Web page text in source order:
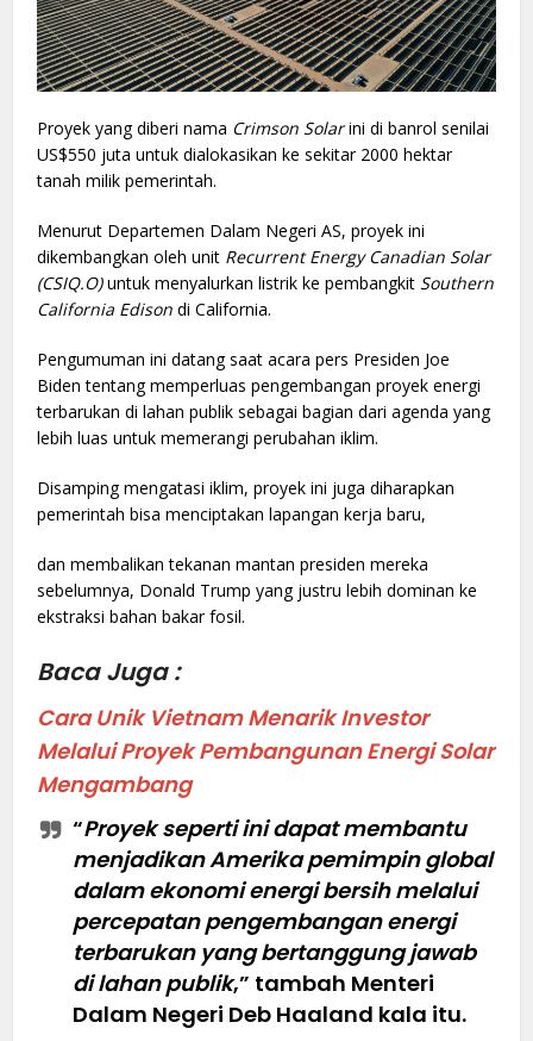
Proyek yang diberi nama Crimson Solarini di banrol senilai
US$550 juta untuk dialokasikan ke sekitar 2000 hektar
tanah milik pemerintah.
Menurut Departemen Dalam Negeri AS, proyek ini
dikembangkan oleh unit Recurrent Energy Canadian Solar
(CSIQ.O)untuk menyalurkan listrik ke pembangkit Southern
California Edison di California.
Pengumuman ini datang saat acara pers Presiden Joe
Biden tentang memperluas pengembangan proyek energi
terbarukan di lahan publik sebagai bagian dari agenda yang
lebih luas untuk memerangi perubahan iklim.
Disamping mengatasi iklim, proyek ini juga diharapkan
pemerintah bisa menciptakan lapangan kerja baru,
dan membalikan tekanan mantan presiden mereka
sebelumnya, Donald Trump yang justru lebih dominan ke
ekstraksi bahan bakar fosil.
Baca Juga :
Cara Unik Vietnam Menarik Investor
Melalui Proyek Pembangunan Energi Solar
Mengambang
“Proyek seperti ini dapat membantu
menjadikan Amerika pemimpin global
dalam ekonomi energi bersih melalui
percepatan pengembangan energi
terbarukan yang bertanggung jawab
di lahan publik,” tambah Menteri
Dalam Negeri Deb Haaland kala itu.